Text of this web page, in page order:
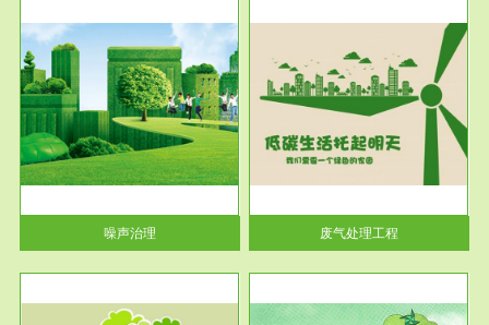
噪声治理
服务范围
废气处理工程
废气处理工程